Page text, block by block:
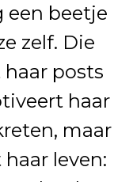
een beetje
zelf. Die
posts
haar
maar
leven: